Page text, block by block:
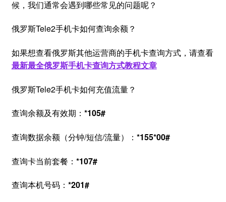
候，我们通常会遇到哪些常见的问题呢？
俄罗斯Tele2手机卡如何查询余额？
如果想查看俄罗斯其他运营商的手机卡查询方式，请查看
最新最全俄罗斯手机卡查询方式教程文章
俄罗斯Tele2手机卡如何充值流量？
查询余额及有效期： *105#
查询数据余额（分钟/短信/流量）： *155*00#
查询卡当前套餐： *107#
查询本机号码： *201#